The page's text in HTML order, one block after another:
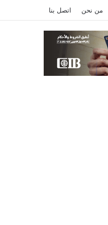
من نحن اتصل بنا